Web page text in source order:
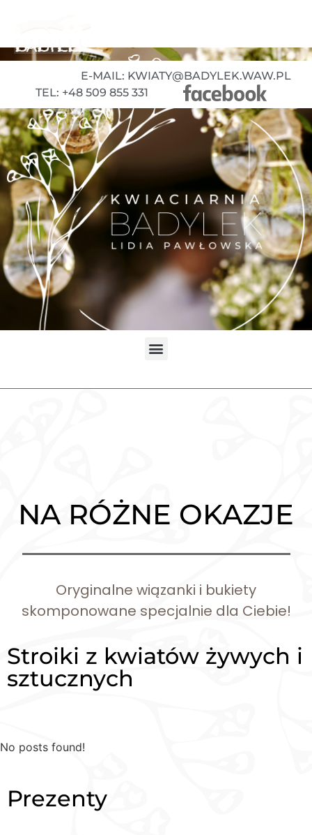
E-MAIL: KWIATY@BADYLEK.WAW.PL
TEL: +48 509 855 331
NA RÓŻNE OKAZJE
Oryginalne wiązanki i bukiety
skomponowane specjalnie dla Ciebie!
Stroiki z kwiatów żywych i
sztucznych
No posts found!
Prezenty